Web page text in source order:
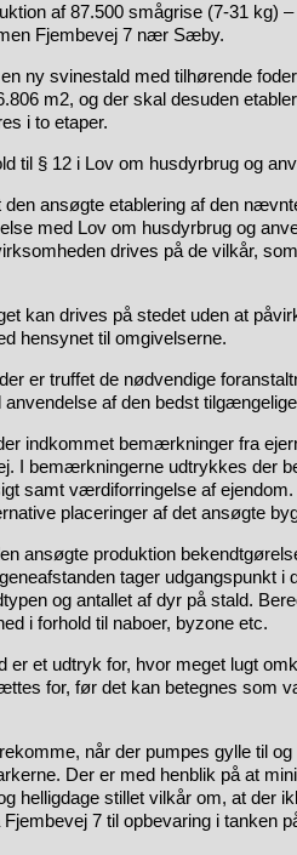
af 87.500 smågrise (7-31 kg)
Fjembevej 7 nær Sæby.
ny svinestald med tilhørende
m2, og der skal desuden
i to etaper.
til § 12 i Lov om husdyrbrug og
ansøgte etablering af den
med Lov om husdyrbrug og
drives på de vilkår,
kan drives på stedet uden at
hensynet til omgivelserne.
er truffet de nødvendige
af den bedst
indkommet bemærkninger fra
I bemærkningerne udtrykkes der
samt værdiforringelse af
placeringer af det ansøgte
ansøgte produktion
tager udgangspunkt i
og antallet af dyr på stald.
i forhold til naboer, byzone etc.
er et udtryk for, hvor meget lugt
for, før det kan betegnes som
når der pumpes gylle til
Der er med henblik på at
helligdage stillet vilkår om, at der
7 til opbevaring i tanken